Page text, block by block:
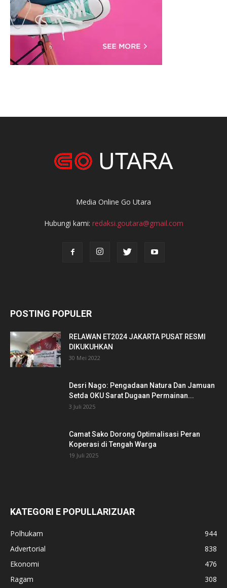
Media Online Go Utara
Hubungi kami: redaksi.goutara@gmail.com
POSTING POPULER
RELAWAN ET2024 JAKARTA PUSAT RESMI
DIKUKUHKAN
30 Mei 2022
Desri Nago: Pengadaan Natura Dan Jamuan
Setda OKU Sarat Dugaan Permainan...
3 Juli 2025
Camat Sako Dorong Optimalisasi Peran
Koperasi di Tengah Warga
19 Juli 2025
KATEGORI E POPULLARIZUAR
Polhukam
944
Advertorial
838
Ekonomi
476
Ragam
308